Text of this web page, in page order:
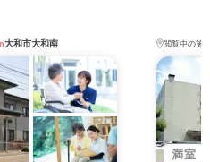
大和市大和南 閲覧中の施
満室